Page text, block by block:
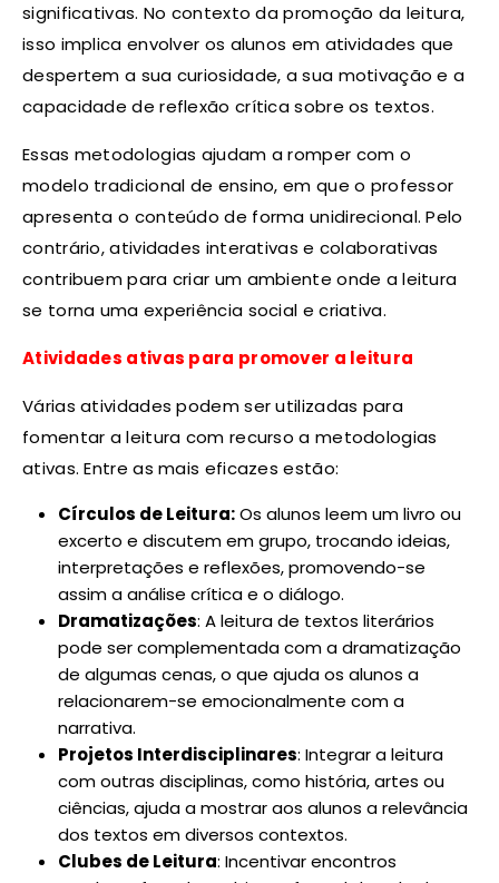
significativas. No contexto da promoção da leitura,
isso implica envolver os alunos em atividades que
despertem a sua curiosidade, a sua motivação e a
capacidade de reflexão crítica sobre os textos.
Essas metodologias ajudam a romper com o
modelo tradicional de ensino, em que o professor
apresenta o conteúdo de forma unidirecional. Pelo
contrário, atividades interativas e colaborativas
contribuem para criar um ambiente onde a leitura
se torna uma experiência social e criativa.
Atividades ativas para promover a leitura
Várias atividades podem ser utilizadas para
fomentar a leitura com recurso a metodologias
ativas. Entre as mais eficazes estão:
Círculos de Leitura:Os alunos leem um livro ou
excerto e discutem em grupo, trocando ideias,
interpretações e reflexões, promovendo-se
assim a análise crítica e o diálogo.
Dramatizações: A leitura de textos literários
pode ser complementada com a dramatização
de algumas cenas, o que ajuda os alunos a
relacionarem-se emocionalmente com a
narrativa.
Projetos Interdisciplinares: Integrar a leitura
com outras disciplinas, como história, artes ou
ciências, ajuda a mostrar aos alunos a relevância
dos textos em diversos contextos.
Clubes de Leitura: Incentivar encontros